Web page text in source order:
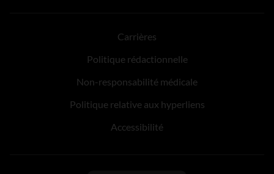
Carrières
Politique rédactionnelle
Non-responsabilité médicale
Politique relative aux hyperliens
Accessibilité